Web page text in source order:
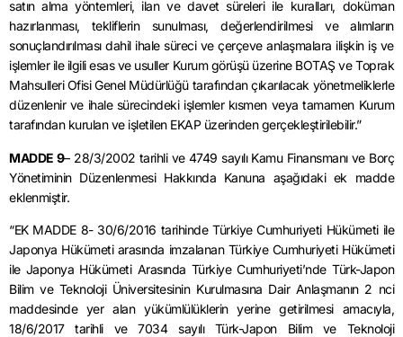
satın alma yöntemleri, ilan ve davet süreleri ile kuralları, doküman
hazırlanması, tekliflerin sunulması, değerlendirilmesi ve alımların
sonuçlandırılması dahil ihale süreci ve çerçeve anlaşmalara ilişkin iş ve
işlemler ile ilgili esas ve usuller Kurum görüşü üzerine BOTAŞ ve Toprak
Mahsulleri Ofisi Genel Müdürlüğü tarafından çıkarılacak yönetmeliklerle
düzenlenir ve ihale sürecindeki işlemler kısmen veya tamamen Kurum
tarafından kurulan ve işletilen EKAP üzerinden gerçekleştirilebilir.”
MADDE 9– 28/3/2002 tarihli ve 4749 sayılı Kamu Finansmanı ve Borç
Yönetiminin Düzenlenmesi Hakkında Kanuna aşağıdaki ek madde
eklenmiştir.
“EK MADDE 8- 30/6/2016 tarihinde Türkiye Cumhuriyeti Hükümeti ile
Japonya Hükümeti arasında imzalanan Türkiye Cumhuriyeti Hükümeti
ile Japonya Hükümeti Arasında Türkiye Cumhuriyeti’nde Türk-Japon
Bilim ve Teknoloji Üniversitesinin Kurulmasına Dair Anlaşmanın 2 nci
maddesinde yer alan yükümlülüklerin yerine getirilmesi amacıyla,
18/6/2017 tarihli ve 7034 sayılı Türk-Japon Bilim ve Teknoloji